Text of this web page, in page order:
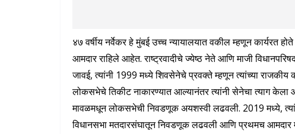
४७ वर्षीय नर्वेकर हे मुंबई उच्च न्यायालयात वकील म्हणून कार्यरत
आमदार राहिले आहेत. राष्ट्रवादीचे ज्येष्ठ नेते आणि माजी
जावई, त्यांनी 1999 मध्ये शिवसेनेचे प्रवक्ते म्हणून त्यांच्या राजकीय
लोकसभेचे तिकीट नाकारण्यात आल्यानंतर त्यांनी सेनेचा त्याग केला
मावळमधून लोकसभेची निवडणूक अयशस्वी लढवली. 2019 मध्ये,
विधानसभा मतदारसंघातून निवडणूक लढवली आणि प्रथमच आमदार